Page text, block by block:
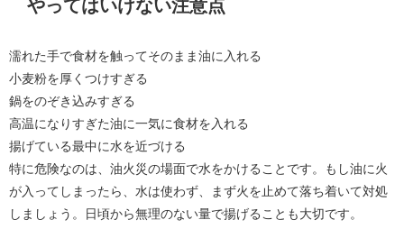
やってはいけない注意点
濡れた手で食材を触ってそのまま油に入れる
小麦粉を厚くつけすぎる
鍋をのぞき込みすぎる
高温になりすぎた油に一気に食材を入れる
揚げている最中に水を近づける
特に危険なのは、油火災の場面で水をかけることです。もし油に火
が入ってしまったら、水は使わず、まず火を止めて落ち着いて対処
しましょう。日頃から無理のない量で揚げることも大切です。